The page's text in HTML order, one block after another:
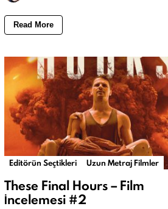
Read More
Editörün Seçtikleri Uzun Metraj Filmler
These Final Hours – Film
İncelemesi #2